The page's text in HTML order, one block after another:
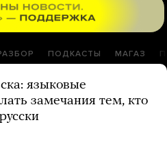
ПОДКАСТЫ МАГАЗ
языковые
замечания тем, кто